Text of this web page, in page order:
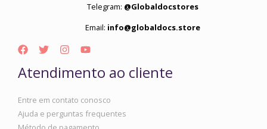
Telegram: @Globaldocstores
Email: info@globaldocs.store
Atendimento ao cliente
Entre em contato conosco
Ajuda e perguntas frequentes